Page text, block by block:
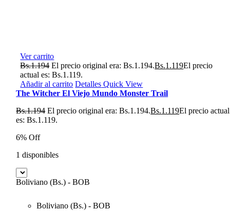
Ver carrito
Bs.1.194 El precio original era: Bs.1.194.Bs.1.119El precio
actual es: Bs.1.119.
Añadir al carrito Detalles Quick View
The Witcher El Viejo Mundo Monster Trail
Bs.1.194 El precio original era: Bs.1.194.Bs.1.119El precio actual
es: Bs.1.119.
6% Off
1 disponibles
Boliviano (Bs.) - BOB
Boliviano (Bs.) - BOB